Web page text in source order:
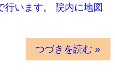
行います。 院内に地図
つづきを読む »